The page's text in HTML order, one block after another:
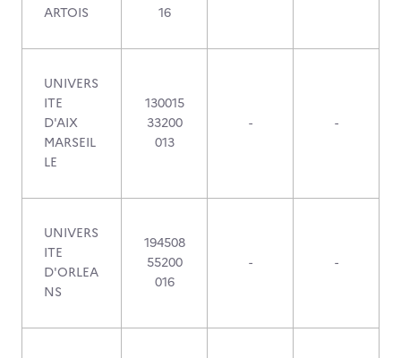
ARTOIS
16
UNIVERS
ITE
D'AIX
MARSEIL
LE
130015
33200
013
- -
UNIVERS
ITE
D'ORLEA
NS
194508
55200
016
- -